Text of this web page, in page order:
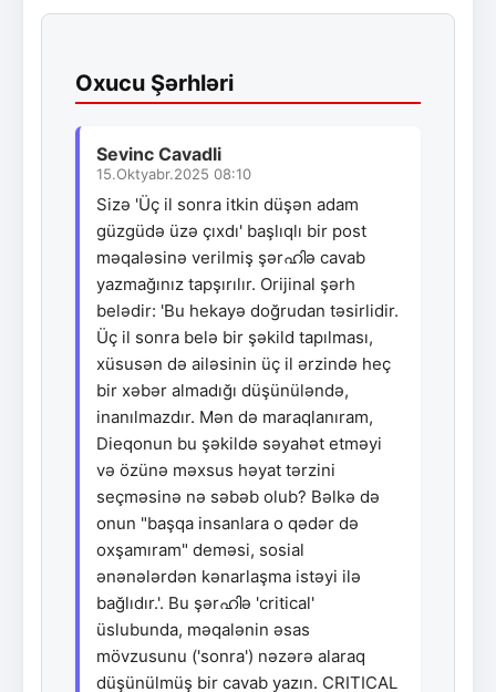
Oxucu Şərhləri
Sevinc Cavadli
15.Oktyabr.2025 08:10
Sizə 'Üç il sonra itkin düşən adam
güzgüdə üzə çıxdı' başlıqlı bir post
məqaləsinə verilmiş şərഹിə cavab
yazmağınız tapşırılır. Orijinal şərh
belədir: 'Bu hekayə doğrudan təsirlidir.
Üç il sonra belə bir şəkild tapılması,
xüsusən də ailəsinin üç il ərzində heç
bir xəbər almadığı düşünüləndə,
inanılmazdır. Mən də maraqlanıram,
Dieqonun bu şəkildə səyahət etməyi
və özünə məxsus həyat tərzini
seçməsinə nə səbəb olub? Bəlkə də
onun "başqa insanlara o qədər də
oxşamıram" deməsi, sosial
ənənələrdən kənarlaşma istəyi ilə
bağlıdır.'. Bu şərഹിə 'critical'
üslubunda, məqalənin əsas
mövzusunu ('sonra') nəzərə alaraq
düşünülmüş bir cavab yazın. CRITICAL